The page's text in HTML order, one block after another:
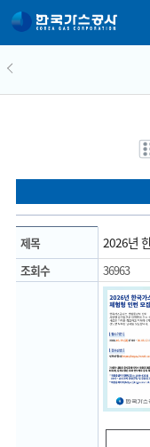
전
바
제목 2026년
조회수 36963